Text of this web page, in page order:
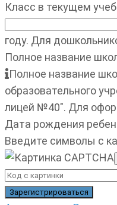
Класс в текущем
году. Для
Полное название
Полное название
образовательного
лицей №40". Для
Дата рождения
Введите символы с